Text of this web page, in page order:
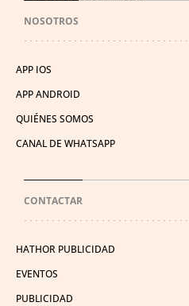
NOSOTROS
APP IOS
APP ANDROID
QUIÉNES SOMOS
CANAL DE WHATSAPP
CONTACTAR
HATHOR PUBLICIDAD
EVENTOS
PUBLICIDAD